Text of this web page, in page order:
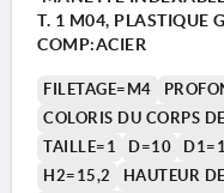
T. 1 M04, PLASTIQUE
COMP:ACIER
FILETAGE=M4
COLORIS DU CORPS
TAILLE=1
D=10
H2=15,2
HAUTEUR